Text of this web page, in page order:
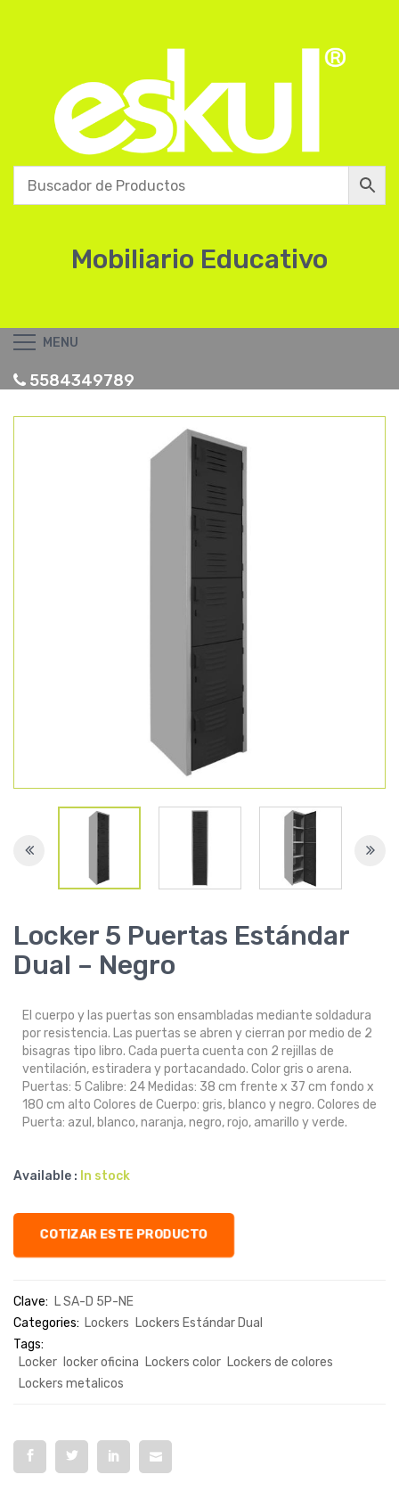
Mobiliario Educativo
MENU
5584349789
Locker 5 Puertas Estándar
Dual – Negro
El cuerpo y las puertas son ensambladas mediante soldadura
por resistencia. Las puertas se abren y cierran por medio de 2
bisagras tipo libro. Cada puerta cuenta con 2 rejillas de
ventilación, estiradera y portacandado. Color gris o arena.
Puertas: 5 Calibre: 24 Medidas: 38 cm frente x 37 cm fondo x
180 cm alto Colores de Cuerpo: gris, blanco y negro. Colores de
Puerta: azul, blanco, naranja, negro, rojo, amarillo y verde.
Available : In stock
COTIZAR ESTE PRODUCTO
Clave: L SA-D 5P-NE
Categories: Lockers Lockers Estándar Dual
Tags:
Locker locker oficina Lockers color Lockers de colores
Lockers metalicos